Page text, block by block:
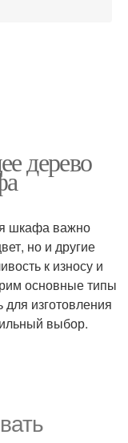
дерево
шкафа важно
но и другие
к износу и
основные типы
изготовления
выбор.